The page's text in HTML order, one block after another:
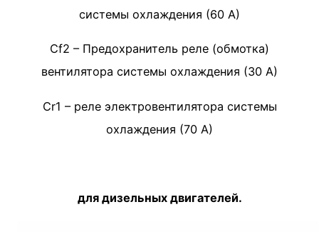
системы охлаждения (60 А)
Cf2 – Предохранитель реле (обмотка)
вентилятора системы охлаждения (30 А)
Cr1 – реле электровентилятора системы
охлаждения (70 А)
для дизельных двигателей.